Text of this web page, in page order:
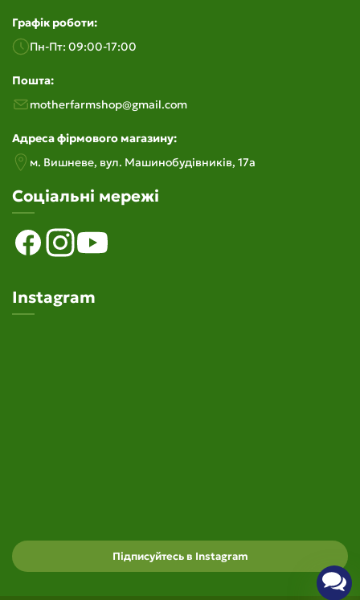
Графік роботи:
Пн-Пт: 09:00-17:00
Пошта:
motherfarmshop@gmail.com
Адреса фірмового магазину:
м. Вишневе, вул. Машинобудiвникiв, 17а
Соціальні мережі
Instagram
Підписуйтесь в Instagram